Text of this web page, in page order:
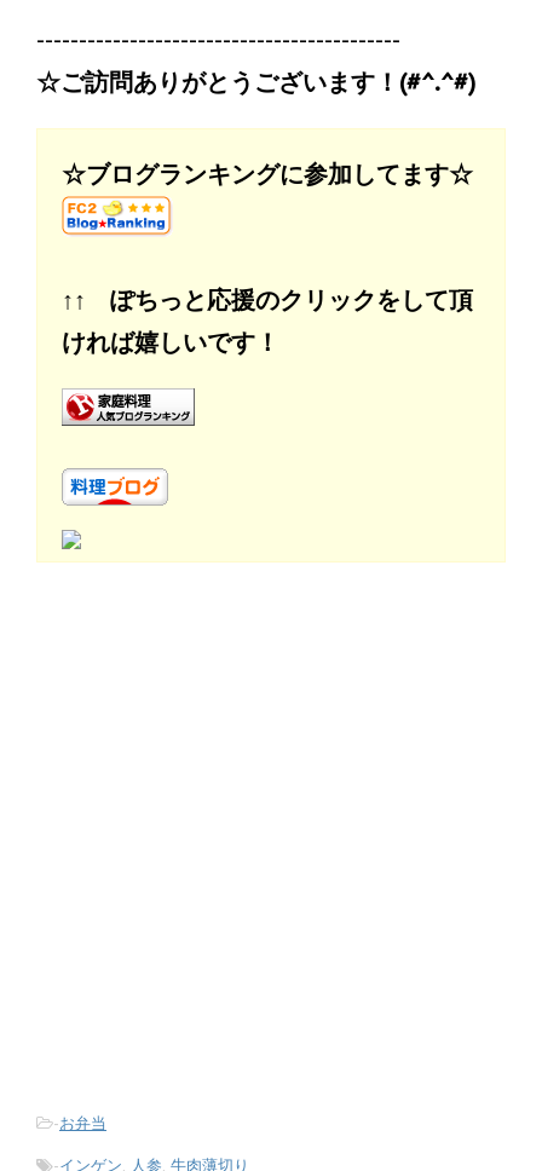
-------------------------------------------
☆ご訪問ありがとうございます！(#^.^#)
☆ブログランキングに参加してます☆
↑↑ ぽちっと応援のクリックをして頂
ければ嬉しいです！
-お弁当
-インゲン, 人参, 牛肉薄切り